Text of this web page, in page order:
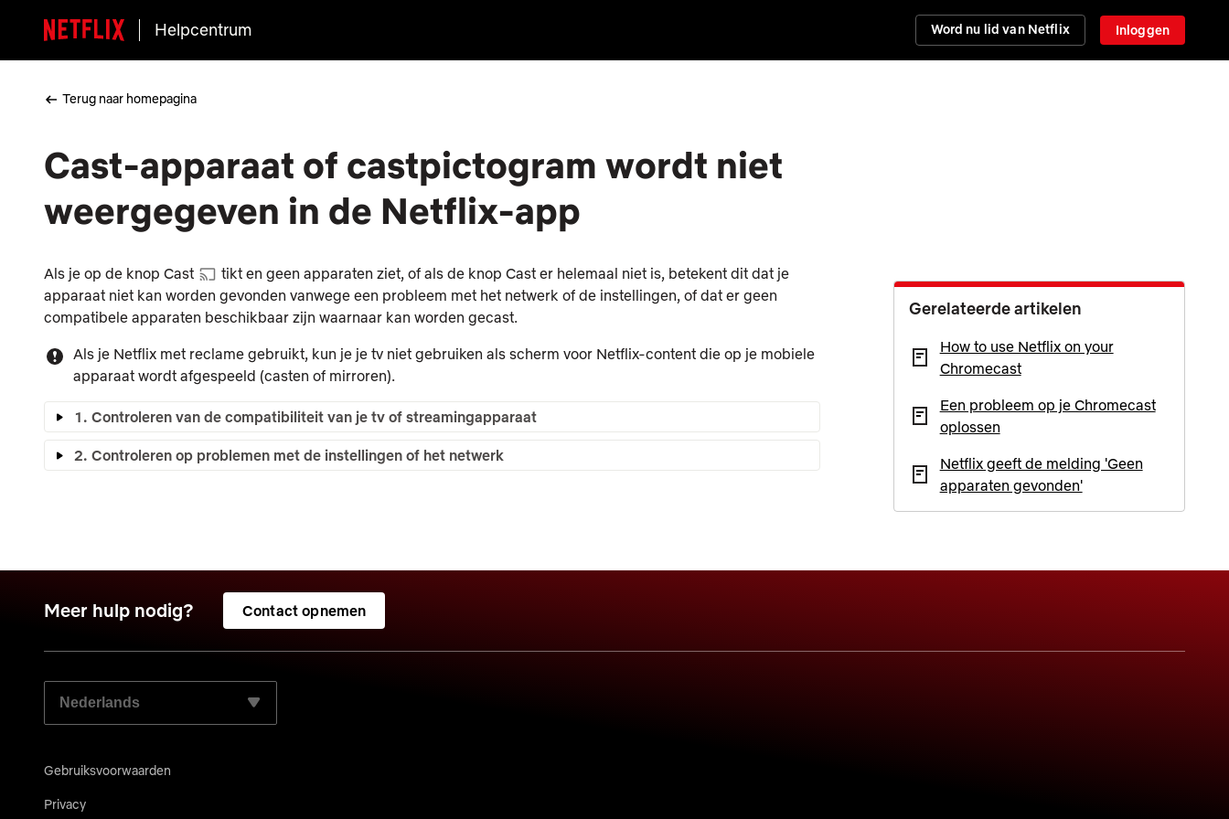
Helpcentrum Word nu lid van Netflix Inloggen
Terug naar homepagina
Cast-apparaat of castpictogram wordt niet
weergegeven in de Netflix-app
Als je op de knop Cast
tikt en geen apparaten ziet, of als de knop Cast er helemaal niet is, betekent dit dat je
apparaat niet kan worden gevonden vanwege een probleem met het netwerk of de instellingen, of dat er geen
compatibele apparaten beschikbaar zijn waarnaar kan worden gecast.
Als je Netflix met reclame gebruikt, kun je je tv niet gebruiken als scherm voor Netflix-content die op je mobiele
apparaat wordt afgespeeld (casten of mirroren).
1. Controleren van de compatibiliteit van je tv of streamingapparaat
2. Controleren op problemen met de instellingen of het netwerk
Gerelateerde artikelen
How to use Netflix on your
Chromecast
Een probleem op je Chromecast
oplossen
Netflix geeft de melding 'Geen
apparaten gevonden'
Meer hulp nodig? Contact opnemen
SELECTEER JE VOORKEURSTAAL:
Gebruiksvoorwaarden
Privacy